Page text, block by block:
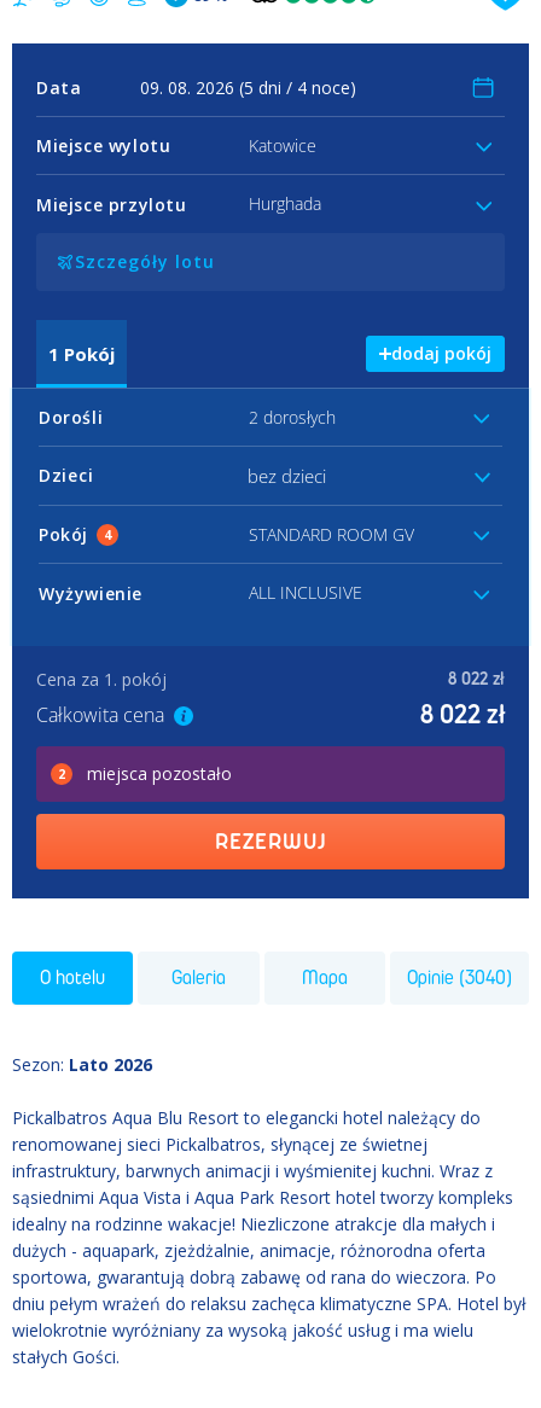
Data
Miejsce wylotu Katowice
Miejsce przylotu Hurghada
Szczegóły lotu
1 Pokój dodaj pokój
Dorośli 2 dorosłych
Dzieci bez dzieci
Pokój 4 STANDARD ROOM GV
Wyżywienie ALL INCLUSIVE
Cena za 1. pokój 8 022 zł
Całkowita cena 8 022 zł
2 miejsca pozostało
REZERWUJ
O hotelu Galeria Mapa Opinie (3040)
Sezon: Lato 2026
Pickalbatros Aqua Blu Resort to elegancki hotel należący do
renomowanej sieci Pickalbatros, słynącej ze świetnej
infrastruktury, barwnych animacji i wyśmienitej kuchni. Wraz z
sąsiednimi Aqua Vista i Aqua Park Resort hotel tworzy kompleks
idealny na rodzinne wakacje! Niezliczone atrakcje dla małych i
dużych - aquapark, zjeżdżalnie, animacje, różnorodna oferta
sportowa, gwarantują dobrą zabawę od rana do wieczora. Po
dniu pełym wrażeń do relaksu zachęca klimatyczne SPA. Hotel był
wielokrotnie wyróżniany za wysoką jakość usług i ma wielu
stałych Gości.